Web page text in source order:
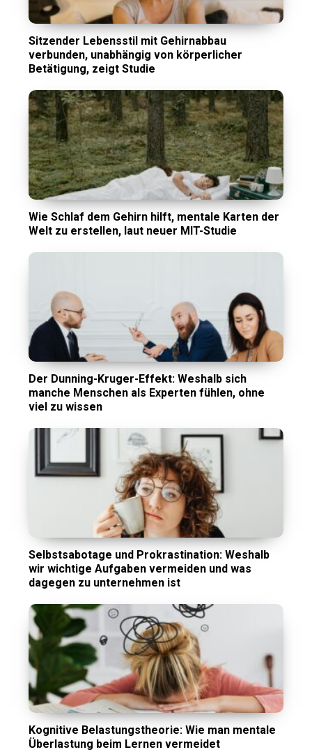
Sitzender Lebensstil mit Gehirnabbau
verbunden, unabhängig von körperlicher
Betätigung, zeigt Studie
Wie Schlaf dem Gehirn hilft, mentale Karten der
Welt zu erstellen, laut neuer MIT-Studie
Der Dunning-Kruger-Effekt: Weshalb sich
manche Menschen als Experten fühlen, ohne
viel zu wissen
Selbstsabotage und Prokrastination: Weshalb
wir wichtige Aufgaben vermeiden und was
dagegen zu unternehmen ist
Kognitive Belastungstheorie: Wie man mentale
Überlastung beim Lernen vermeidet